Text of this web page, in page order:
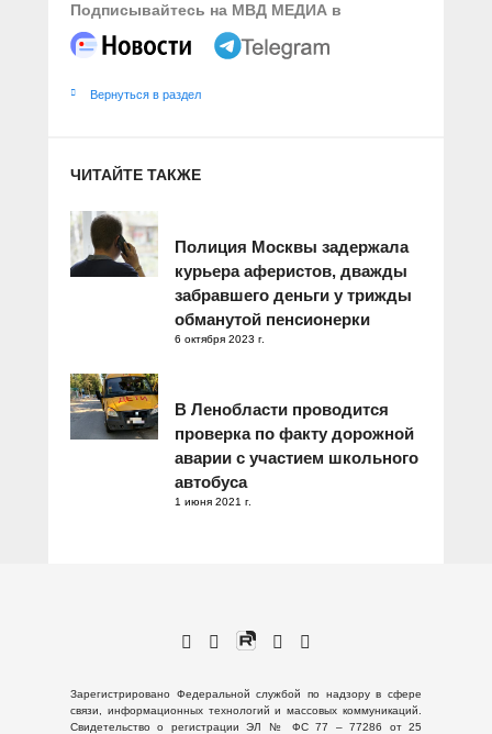
Подписывайтесь на МВД МЕДИА в
Вернуться в раздел
ЧИТАЙТЕ ТАКЖЕ
Полиция Москвы задержала
курьера аферистов, дважды
забравшего деньги у трижды
обманутой пенсионерки
6 октября 2023 г.
В Ленобласти проводится
проверка по факту дорожной
аварии с участием школьного
автобуса
1 июня 2021 г.
Зарегистрировано Федеральной службой по надзору в сфере
связи, информационных технологий и массовых коммуникаций.
Свидетельство о регистрации ЭЛ № ФС 77 – 77286 от 25